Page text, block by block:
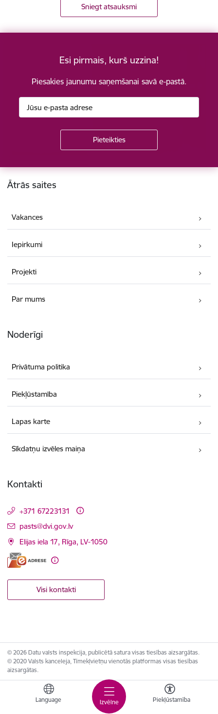
Izvēlne
Language Piekļūstamība
Sniegt atsauksmi
Esi pirmais, kurš uzzina!
Piesakies jaunumu saņemšanai savā e-pastā.
Kājene
Ātrās saites
Vakances
Iepirkumi
Projekti
Par mums
Noderīgi
Privātuma politika
Piekļūstamība
Lapas karte
Sīkdatņu izvēles maiņa
Kontakti
+371 67223131
E-pasts:
pasts@dvi.gov.lv
Elijas iela 17, Rīga, LV-1050
Visi kontakti
© 2026 Datu valsts inspekcija, publicētā satura visas tiesības aizsargātas.
© 2020 Valsts kanceleja, Tīmekļvietņu vienotās platformas visas tiesības
aizsargātas.